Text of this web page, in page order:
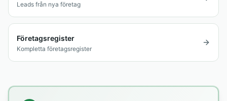
Leads från nya företag
Företagsregister
Kompletta företagsregister